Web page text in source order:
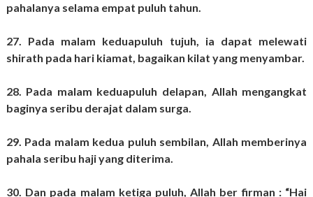
pahalanya selama empat puluh tahun.
27. Pada malam keduapuluh tujuh, ia dapat melewati
shirath pada hari kiamat, bagaikan kilat yang menyambar.
28. Pada malam keduapuluh delapan, Allah mengangkat
baginya seribu derajat dalam surga.
29. Pada malam kedua puluh sembilan, Allah memberinya
pahala seribu haji yang diterima.
30. Dan pada malam ketiga puluh, Allah ber firman : “Hai